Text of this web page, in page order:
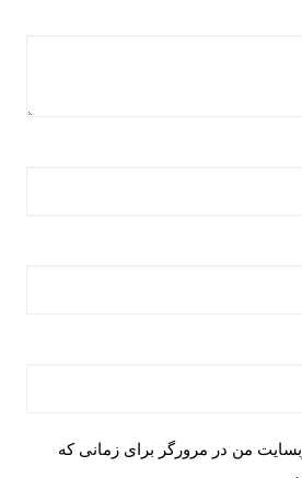
من در مرورگر برای زمانی که